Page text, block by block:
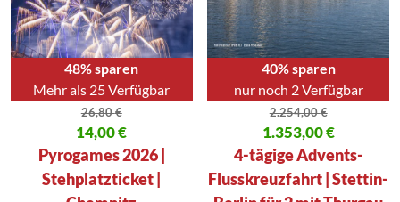
48% sparen
Mehr als 25 Verfügbar
26,80€
Ursprünglicher Preis war: 26,80 €
14,00€
Aktueller Preis ist: 14,00 €.
Pyrogames 2026 |
Stehplatzticket |
40% sparen
nur noch 2 Verfügbar
2.254,00€
Ursprünglicher Preis war:
1.353,00€
Aktueller Preis ist: 1.353,00 €.
4-tägige Advents-
Flusskreuzfahrt | Stettin-